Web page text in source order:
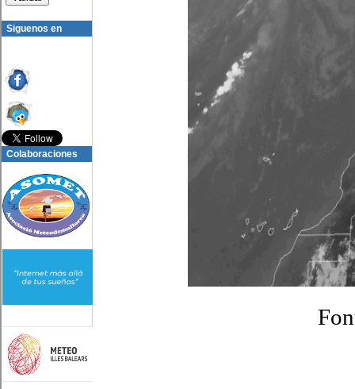
Siguenos en
Colaboraciones